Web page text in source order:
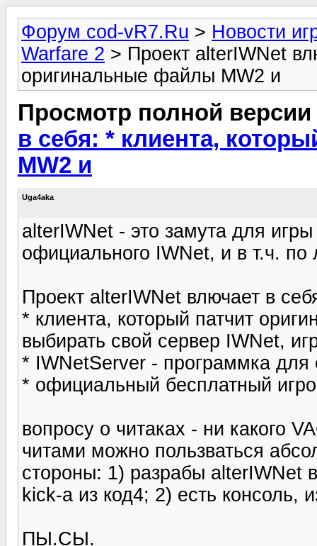
Форум cod-vR7.Ru > Новости
Warfare 2 > Проект alterIWNet
оригинальные файлы MW2 и
Просмотр полной
в себя: * клиента,
MW2 и
Uga4aka
alterIWNet - это замута для
официального IWNet, и в т.ч. по
Проект alterIWNet влючает в
* клиента, который патчит
выбирать свой сервер IWNet,
* IWNetServer - программка для
* официальный бесплатный
вопросу о читаках - ни какого
читами можно пользваться
стороны: 1) разрабы alterIWNet
kick-а из код4; 2) есть консоль,
ПЫ.СЫ.